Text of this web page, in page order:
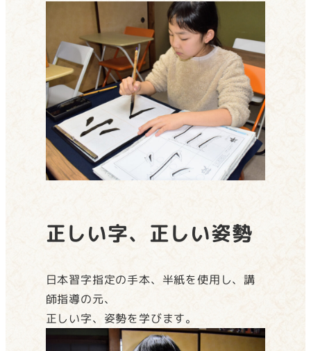
正しい字、正しい姿勢
日本習字指定の手本、半紙を使用し、講
師指導の元、
正しい字、姿勢を学びます。